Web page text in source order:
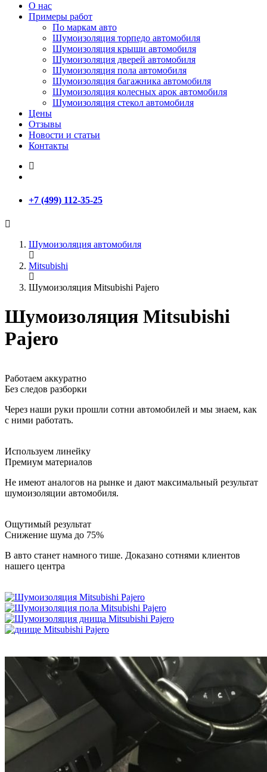
О нас
Примеры работ
По маркам авто
Шумоизоляция торпедо автомобиля
Шумоизоляция крыши автомобиля
Шумоизоляция дверей автомобиля
Шумоизоляция пола автомобиля
Шумоизоляция багажника автомобиля
Шумоизоляция колесных арок автомобиля
Шумоизоляция стекол автомобиля
Цены
Отзывы
Новости и статьи
Контакты
+7 (499) 112-35-25
Шумоизоляция автомобиля
Mitsubishi
Шумоизоляция Mitsubishi Pajero
Шумоизоляция Mitsubishi
Pajero
Работаем аккуратно
Без следов разборки
Через наши руки прошли сотни автомобилей и мы знаем, как
с ними работать.
Используем линейку
Премиум материалов
Не имеют аналогов на рынке и дают максимальный результат
шумоизоляции автомобиля.
Ощутимый результат
Снижение шума до 75%
В авто станет намного тише. Доказано сотнями клиентов
нашего центра